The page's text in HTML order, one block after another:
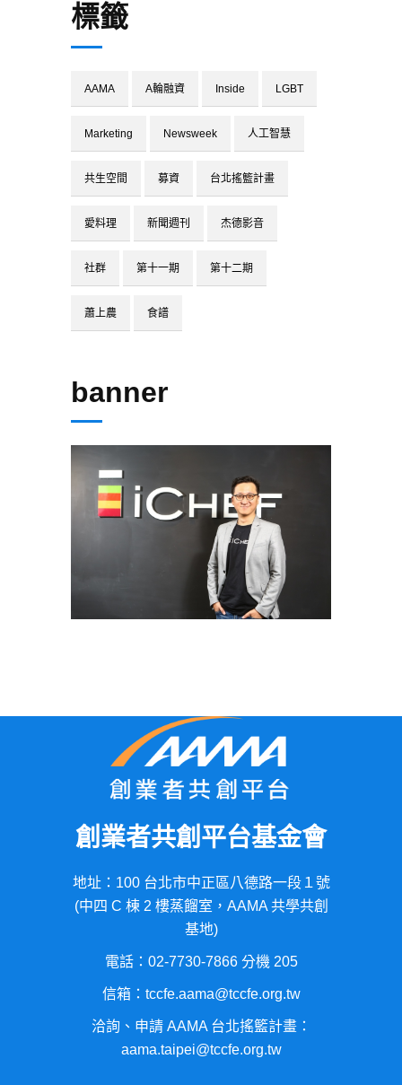
標籤
AAMA A輪融資 Inside LGBT
Marketing Newsweek 人工智慧
共生空間 募資 台北搖籃計畫
愛料理 新聞週刊 杰德影音
社群 第十一期 第十二期
蕭上農 食譜
banner
創業者共創平台基金會
地址：100 台北市中正區八德路一段１號
(中四 C 棟 2 樓蒸餾室，AAMA 共學共創
基地)
電話：02-7730-7866 分機 205
信箱：tccfe.aama@tccfe.org.tw
洽詢、申請 AAMA 台北搖籃計畫：
aama.taipei@tccfe.org.tw